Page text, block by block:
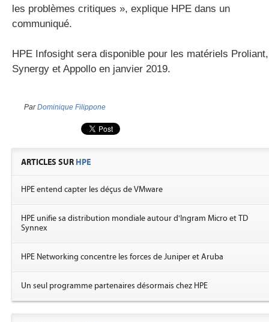
les problèmes critiques », explique HPE dans un
communiqué.
HPE Infosight sera disponible pour les matériels Proliant,
Synergy et Appollo en janvier 2019.
ParDominique Filippone
ARTICLES SUR HPE
HPE entend capter les déçus de VMware
HPE unifie sa distribution mondiale autour d'Ingram Micro et TD
Synnex
HPE Networking concentre les forces de Juniper et Aruba
Un seul programme partenaires désormais chez HPE